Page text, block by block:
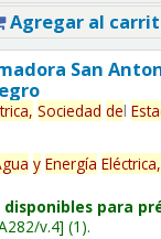
Agregar al
San
Sociedad del
y Energía Eléctrica,
disponibles para
v.4 (1).